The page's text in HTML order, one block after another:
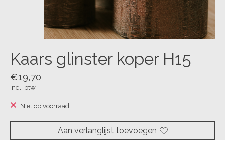
Kaars glinster koper H15
€19,70
Incl. btw
Niet op voorraad
Aan verlanglijst toevoegen